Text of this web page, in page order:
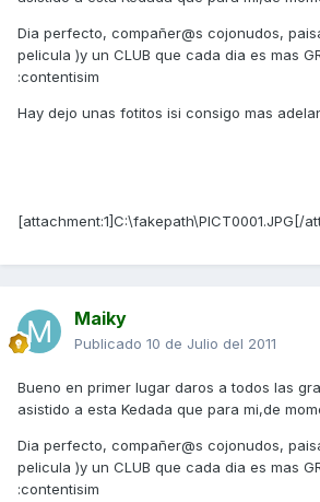
Dia perfecto, compañer@s cojonudos,
pelicula )y un CLUB que cada dia es mas
:contentisim
Hay dejo unas fotitos isi consigo mas
[attachment:1]C:\fakepath\PICT0001.JPG[/
Maiky
Publicado 10 de Julio del 2011
Bueno en primer lugar daros a todos las
asistido a esta Kedada que para mi,de
Dia perfecto, compañer@s cojonudos,
pelicula )y un CLUB que cada dia es mas
:contentisim